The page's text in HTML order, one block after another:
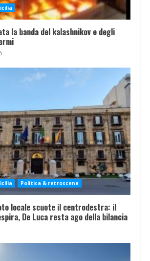
la banda del kalashnikov e degli
Politica & retroscena
locale scuote il centrodestra: il
De Luca resta ago della bilancia